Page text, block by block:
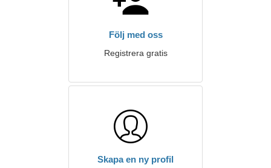
Följ med oss
Registrera gratis
Skapa en ny profil